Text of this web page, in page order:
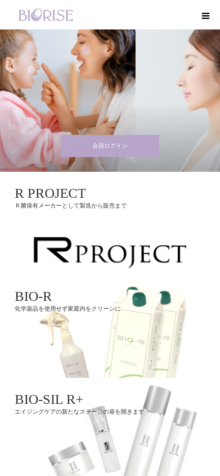
会員ログイン
R PROJECT
Ｒ菌保有メーカーとして製造から販売まで
BIO-R
化学薬品を使用せず家庭内をクリーンに
BIO-SIL R+
エイジングケアの新たなステージの扉を開きます